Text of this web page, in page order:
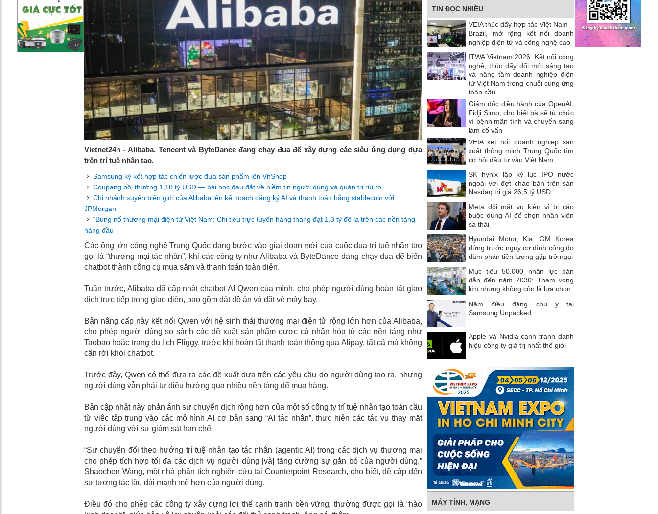
Vietnet24h - Alibaba, Tencent và ByteDance đang chạy đua để xây dựng các siêu ứng dụng dựa
trên trí tuệ nhân tạo.
Samsung ký kết hợp tác chiến lược đưa sản phẩm lên VnShop
Coupang bồi thường 1,18 tỷ USD — bài học đau đắt về niềm tin người dùng và quản trị rủi ro
Chi nhánh xuyên biên giới của Alibaba lên kế hoạch đăng ký AI và thanh toán bằng stablecoin với
JPMorgan
“Bùng nổ thương mại điện tử Việt Nam: Chi tiêu trực tuyến hàng tháng đạt 1,3 tỷ đô la trên các nền tảng
hàng đầu
Các ông lớn công nghệ Trung Quốc đang bước vào giai đoạn mới của cuộc đua trí tuệ nhân tạo
gọi là “thương mại tác nhân”, khi các công ty như Alibaba và ByteDance đang chạy đua để biến
chatbot thành công cụ mua sắm và thanh toán toàn diện.
Tuần trước, Alibaba đã cập nhật chatbot AI Qwen của mình, cho phép người dùng hoàn tất giao
dịch trực tiếp trong giao diện, bao gồm đặt đồ ăn và đặt vé máy bay.
Bản nâng cấp này kết nối Qwen với hệ sinh thái thương mại điện tử rộng lớn hơn của Alibaba,
cho phép người dùng so sánh các đề xuất sản phẩm được cá nhân hóa từ các nền tảng như
Taobao hoặc trang du lịch Fliggy, trước khi hoàn tất thanh toán thông qua Alipay, tất cả mà không
cần rời khỏi chatbot.
Trước đây, Qwen có thể đưa ra các đề xuất dựa trên các yêu cầu do người dùng tạo ra, nhưng
người dùng vẫn phải tự điều hướng qua nhiều nền tảng để mua hàng.
Bản cập nhật này phản ánh sự chuyển dịch rộng hơn của một số công ty trí tuệ nhân tạo toàn cầu
từ việc tập trung vào các mô hình AI cơ bản sang “AI tác nhân”, thực hiện các tác vụ thay mặt
người dùng với sự giám sát hạn chế.
“Sự chuyển đổi theo hướng trí tuệ nhân tạo tác nhân (agentic AI) trong các dịch vụ thương mại
cho phép tích hợp tối đa các dịch vụ người dùng [và] tăng cường sự gắn bó của người dùng,”
Shaochen Wang, một nhà phân tích nghiên cứu tại Counterpoint Research, cho biết, đề cập đến
sự tương tác lâu dài mạnh mẽ hơn của người dùng.
Điều đó cho phép các công ty xây dựng lợi thế cạnh tranh bền vững, thường được gọi là “hào
TIN ĐỌC NHIỀU
VEIA thúc đẩy hợp tác Việt Nam –
Brazil, mở rộng kết nối doanh
nghiệp điện tử và công nghệ cao
ITWA Vietnam 2026: Kết nối công
nghệ, thúc đẩy đổi mới sáng tạo
và nâng tầm doanh nghiệp điện
tử Việt Nam trong chuỗi cung ứng
toàn cầu
Giám đốc điều hành của OpenAI,
Fidji Simo, cho biết bà sẽ từ chức
vì bệnh mãn tính và chuyển sang
làm cố vấn
VEIA kết nối doanh nghiệp sản
xuất thông minh Trung Quốc tìm
cơ hội đầu tư vào Việt Nam
SK hynix lập kỷ lục IPO nước
ngoài với đợt chào bán trên sàn
Nasdaq trị giá 26,5 tỷ USD
Meta đối mặt vụ kiện vì bị cáo
buộc dùng AI để chọn nhân viên
sa thải
Hyundai Motor, Kia, GM Korea
đứng trước nguy cơ đình công do
đàm phán tiền lương gặp trở ngại
Mục tiêu 50.000 nhân lực bán
dẫn đến năm 2030: Tham vọng
lớn nhưng không còn là lựa chọn
Năm điều đáng chú ý tại
Samsung Unpacked
Apple và Nvidia cạnh tranh danh
hiệu công ty giá trị nhất thế giới
MÁY TÍNH, MẠNG